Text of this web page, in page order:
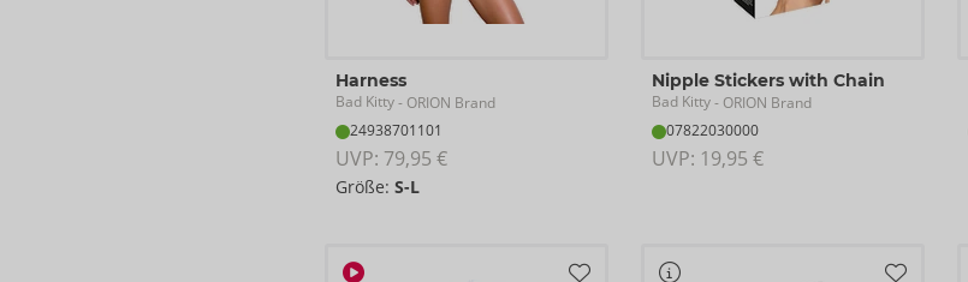
Harness
Bad Kitty- ORION Brand
24938701101
UVP: 79,95 €
Größe: S-L
Nipple Stickers with Chain
Bad Kitty- ORION Brand
07822030000
UVP: 19,95 €